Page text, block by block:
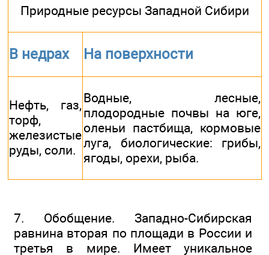
Природные ресурсы Западной Сибири
В недрах На поверхности
Нефть, газ,
торф,
железистые
руды, соли.
Водные, лесные,
плодородные почвы на юге,
оленьи пастбища, кормовые
луга, биологические: грибы,
ягоды, орехи, рыба.
7. Обобщение. Западно-Сибирская
равнина вторая по площади в России и
третья в мире. Имеет уникальное